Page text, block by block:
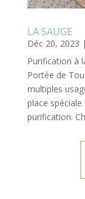
LA SAUGE
Déc 20, 2023 |
Purification à
Portée de
multiples
place
purification.